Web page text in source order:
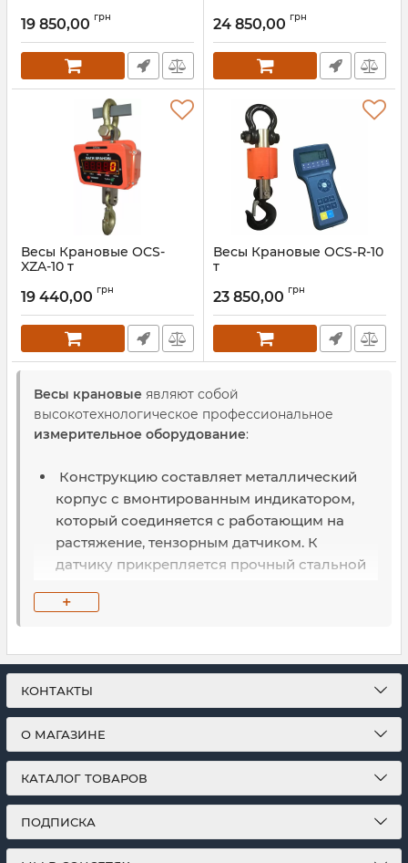
19 850,00 грн 24 850,00 грн
Весы Крановые OCS-
XZA-10 т
19 440,00 грн
Весы Крановые OCS-R-10
т
23 850,00 грн
Весы крановые являют собой
высокотехнологическое профессиональное
измерительное оборудование:
Конструкцию составляет металлический
корпус с вмонтированным индикатором,
который соединяется с работающим на
растяжение, тензорным датчиком. К
датчику прикрепляется прочный стальной
Характеризуются высокоточными
данными, компактными размерами и
неприхотливостью к условиям
+
КОНТАКТЫ
О МАГАЗИНЕ
КАТАЛОГ ТОВАРОВ
ПОДПИСКА